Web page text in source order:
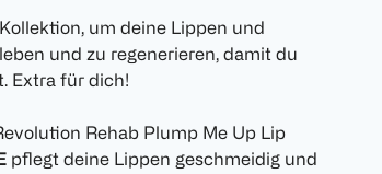
um deine Lippen und
und zu regenerieren, damit du
Extra für dich!
Rehab Plump Me Up Lip
pflegt deine Lippen geschmeidig und